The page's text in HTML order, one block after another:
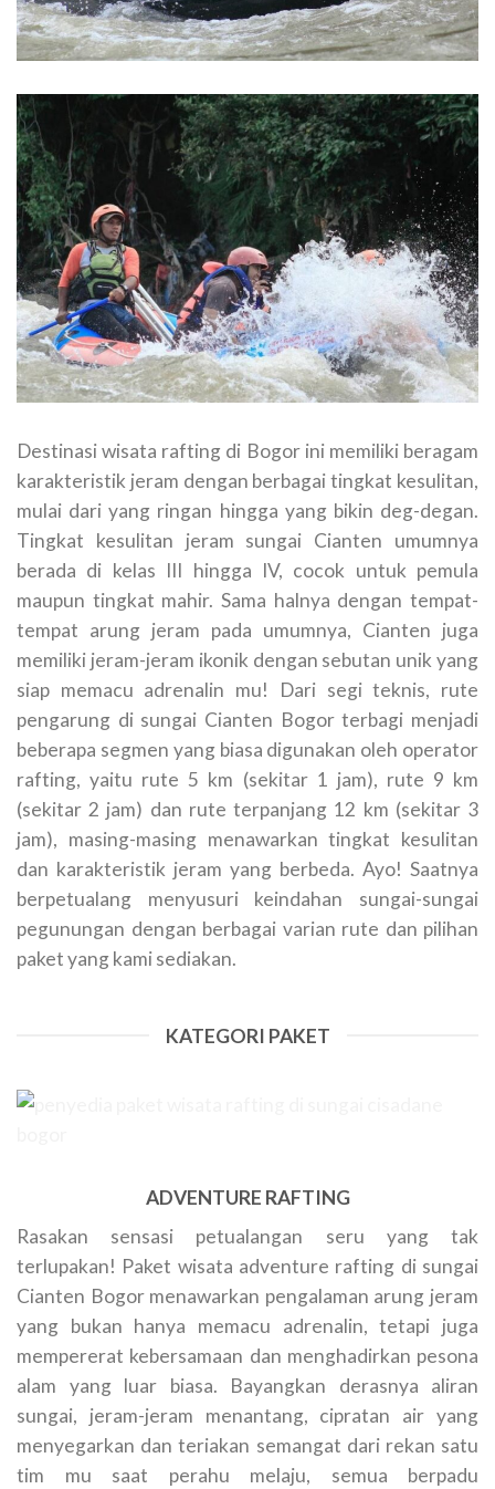
Destinasi wisata rafting di Bogor ini memiliki beragam
karakteristik jeram dengan berbagai tingkat kesulitan,
mulai dari yang ringan hingga yang bikin deg-degan.
Tingkat kesulitan jeram sungai Cianten umumnya
berada di kelas III hingga IV, cocok untuk pemula
maupun tingkat mahir. Sama halnya dengan tempat-
tempat arung jeram pada umumnya, Cianten juga
memiliki jeram-jeram ikonik dengan sebutan unik yang
siap memacu adrenalin mu! Dari segi teknis, rute
pengarung di sungai Cianten Bogor terbagi menjadi
beberapa segmen yang biasa digunakan oleh operator
rafting, yaitu rute 5 km (sekitar 1 jam), rute 9 km
(sekitar 2 jam) dan rute terpanjang 12 km (sekitar 3
jam), masing-masing menawarkan tingkat kesulitan
dan karakteristik jeram yang berbeda. Ayo! Saatnya
berpetualang menyusuri keindahan sungai-sungai
pegunungan dengan berbagai varian rute dan pilihan
paket yang kami sediakan.
KATEGORI PAKET
ADVENTURE RAFTING
Rasakan sensasi petualangan seru yang tak
terlupakan! Paket wisata adventure rafting di sungai
Cianten Bogor menawarkan pengalaman arung jeram
yang bukan hanya memacu adrenalin, tetapi juga
mempererat kebersamaan dan menghadirkan pesona
alam yang luar biasa. Bayangkan derasnya aliran
sungai, jeram-jeram menantang, cipratan air yang
menyegarkan dan teriakan semangat dari rekan satu
tim mu saat perahu melaju, semua berpadu